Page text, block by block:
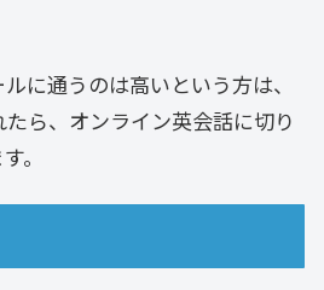
に通うのは高いという方は、
ら、オンライン英会話に切り
。